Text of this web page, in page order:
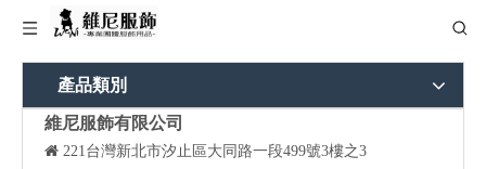
產品類別
維尼服飾有限公司
 221台灣新北市汐止區大同路一段499號3樓之3